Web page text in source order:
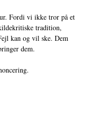
Fordi vi ikke tror på et
tradition,
kan og vil ske. Dem
dem.